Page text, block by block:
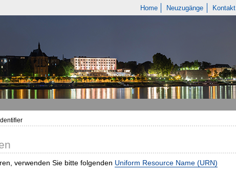
Home Neuzugänge Kontakt
verwenden Sie bitte folgenden Uniform Resource Name (URN)